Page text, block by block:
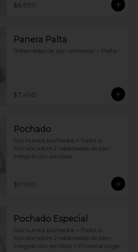
$6.990
Panera Palta
Rebanadas de pan artesanal + Palta.
$7.490
Pochado
Dos huevos pochados + Palta o
Tomate sobre 2 rebanadas de pan
Integral con semillas
$9.990
Pochado Especial
Dos huevos pochados + Palta o
Tomate sobre 2 rebanadas de pan
Integral con semillas + Proteina (elige